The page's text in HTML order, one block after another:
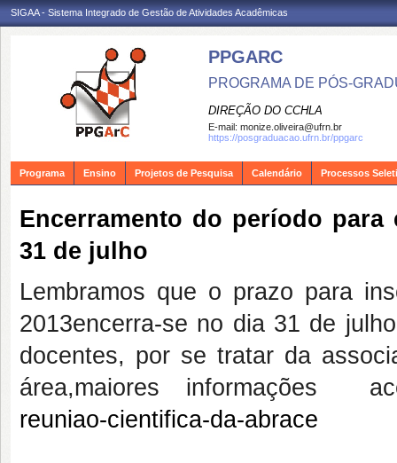
SIGAA - Sistema Integrado de Gestão de Atividades Acadêmicas
PPGARC
PROGRAMA DE PÓS-
DIREÇÃO DO CCHLA
E-mail: monize.oliveira@ufrn.br
https://posgraduacao.ufrn.br/ppgarc
Programa Ensino Projetos de Pesquisa Calendário Processos
Encerramento do período
31 de julho
Lembramos que o prazo para
2013encerra-se no dia 31 de
docentes, por se tratar da
área,maiores informações
reuniao-cientifica-da-abrace